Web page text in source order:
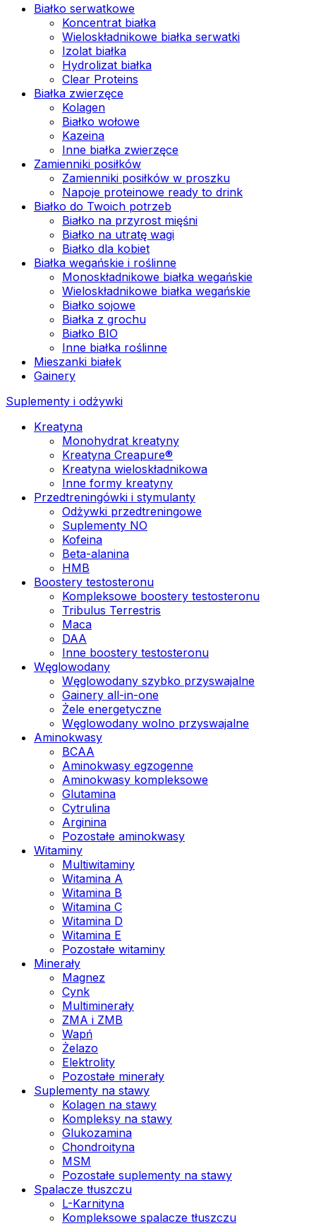
Białko serwatkowe
Koncentrat białka
Wieloskładnikowe białka serwatki
Izolat białka
Hydrolizat białka
Clear Proteins
Białka zwierzęce
Kolagen
Białko wołowe
Kazeina
Inne białka zwierzęce
Zamienniki posiłków
Zamienniki posiłków w proszku
Napoje proteinowe ready to drink
Białko do Twoich potrzeb
Białko na przyrost mięśni
Białko na utratę wagi
Białko dla kobiet
Białka wegańskie i roślinne
Monoskładnikowe białka wegańskie
Wieloskładnikowe białka wegańskie
Białko sojowe
Białka z grochu
Białko BIO
Inne białka roślinne
Mieszanki białek
Gainery
Suplementy i odżywki
Kreatyna
Monohydrat kreatyny
Kreatyna Creapure®
Kreatyna wieloskładnikowa
Inne formy kreatyny
Przedtreningówki i stymulanty
Odżywki przedtreningowe
Suplementy NO
Kofeina
Beta-alanina
HMB
Boostery testosteronu
Kompleksowe boostery testosteronu
Tribulus Terrestris
Maca
DAA
Inne boostery testosteronu
Węglowodany
Węglowodany szybko przyswajalne
Gainery all-in-one
Żele energetyczne
Węglowodany wolno przyswajalne
Aminokwasy
BCAA
Aminokwasy egzogenne
Aminokwasy kompleksowe
Glutamina
Cytrulina
Arginina
Pozostałe aminokwasy
Witaminy
Multiwitaminy
Witamina A
Witamina B
Witamina C
Witamina D
Witamina E
Pozostałe witaminy
Minerały
Magnez
Cynk
Multiminerały
ZMA i ZMB
Wapń
Żelazo
Elektrolity
Pozostałe minerały
Suplementy na stawy
Kolagen na stawy
Kompleksy na stawy
Glukozamina
Chondroityna
MSM
Pozostałe suplementy na stawy
Spalacze tłuszczu
L-Karnityna
Kompleksowe spalacze tłuszczu